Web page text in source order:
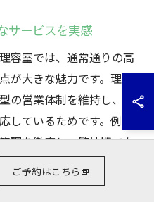
サービスを実感
容室では、通常通りの高
が大きな魅力です。理由
の営業体制を維持し、お
ているためです。例え
理を徹底し、繁忙期でも
スを提供しています。こ
して理容サービスを利用
ご予約はこちら